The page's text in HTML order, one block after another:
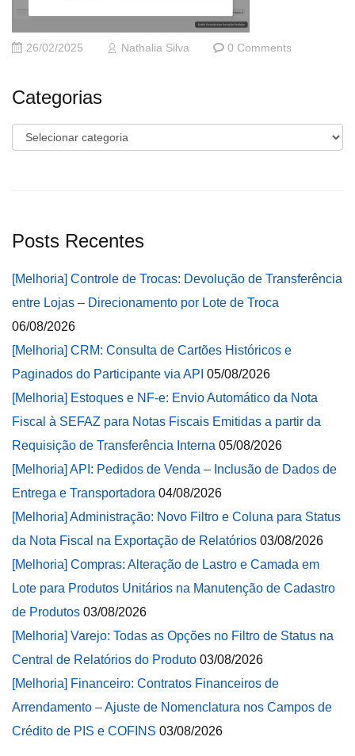
26/02/2025 Nathalia Silva 0 Comments
Categorias
Categorias
Posts Recentes
[Melhoria] Controle de Trocas: Devolução de Transferência
entre Lojas – Direcionamento por Lote de Troca
06/08/2026
[Melhoria] CRM: Consulta de Cartões Históricos e
Paginados do Participante via API 05/08/2026
[Melhoria] Estoques e NF-e: Envio Automático da Nota
Fiscal à SEFAZ para Notas Fiscais Emitidas a partir da
Requisição de Transferência Interna 05/08/2026
[Melhoria] API: Pedidos de Venda – Inclusão de Dados de
Entrega e Transportadora 04/08/2026
[Melhoria] Administração: Novo Filtro e Coluna para Status
da Nota Fiscal na Exportação de Relatórios 03/08/2026
[Melhoria] Compras: Alteração de Lastro e Camada em
Lote para Produtos Unitários na Manutenção de Cadastro
de Produtos 03/08/2026
[Melhoria] Varejo: Todas as Opções no Filtro de Status na
Central de Relatórios do Produto 03/08/2026
[Melhoria] Financeiro: Contratos Financeiros de
Arrendamento – Ajuste de Nomenclatura nos Campos de
Crédito de PIS e COFINS 03/08/2026